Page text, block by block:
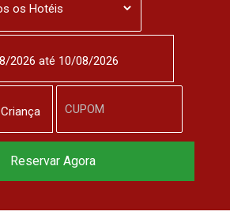
Criança
Reservar Agora